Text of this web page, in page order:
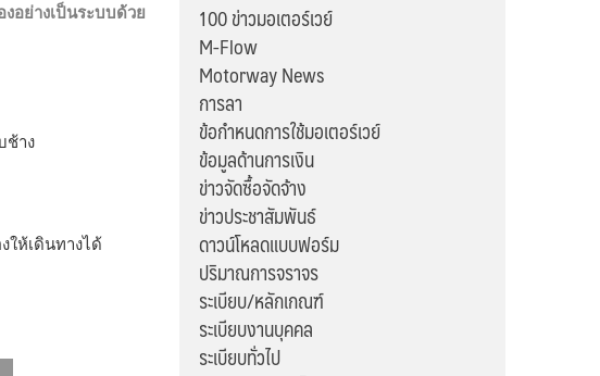
อย่างเป็นระบบด้วย
ช้าง
ให้เดินทางได้
100 ข่าวมอเตอร์เวย์
M-Flow
Motorway News
การลา
ข้อกำหนดการใช้มอเตอร์เวย์
ข้อมูลด้านการเงิน
ข่าวจัดซื้อจัดจ้าง
ข่าวประชาสัมพันธ์
ดาวน์โหลดแบบฟอร์ม
ปริมาณการจราจร
ระเบียบ/หลักเกณฑ์
ระเบียบงานบุคคล
ระเบียบทั่วไป